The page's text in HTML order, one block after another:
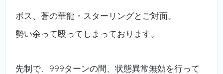
ボス、蒼の華龍・スターリングとご対面。
勢い余って殴ってしまっております。
先制で、999ターンの間、状態異常無効を行って